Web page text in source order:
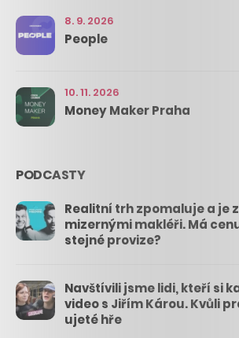
8. 9. 2026
People
10. 11. 2026
Money Maker Praha
PODCASTY
Realitní trh zpomaluje a je
mizernými makléři. Má
stejné provize?
Navštívili jsme lidi, kteří si
video s Jiřím Károu. Kvůli
ujeté hře